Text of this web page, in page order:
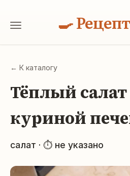
🍳
← К каталогу
Тёплый салат
куриной
салат · ⏱ не указано